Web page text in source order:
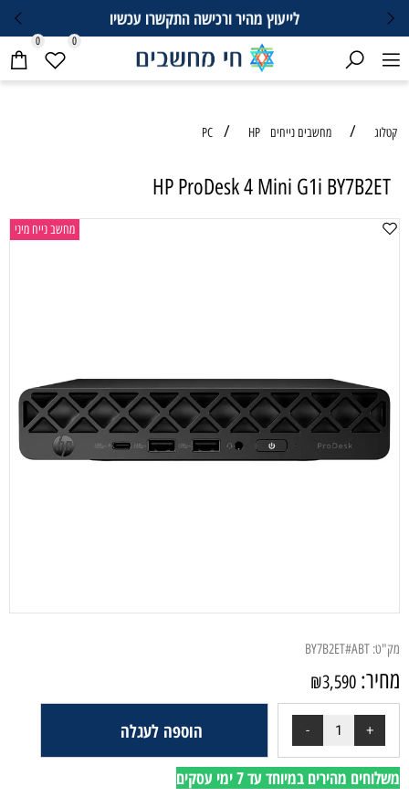
לייעוץ מהיר ורכישה התקשרו עכשיו
0 0
קטלוג / מחשבים נייחים PC / HP
HP ProDesk 4 Mini G1i BY7B2ET
מחשב נייח מיני
מק"ט: BY7B2ET#ABT
מחיר: ₪3,590
הוספה לעגלה
משלוחים מהירים במיוחד עד 7 ימי עסקים